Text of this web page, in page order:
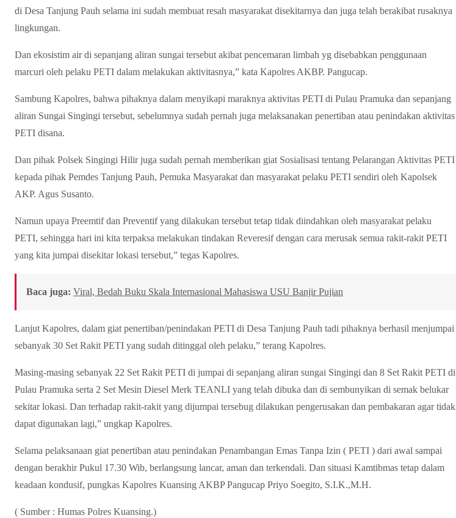
di Desa Tanjung Pauh selama ini sudah membuat resah masyarakat disekitarnya dan juga telah berakibat rusaknya
lingkungan.
Dan ekosistim air di sepanjang aliran sungai tersebut akibat pencemaran limbah yg disebabkan penggunaan
marcuri oleh pelaku PETI dalam melakukan aktivitasnya,” kata Kapolres AKBP. Pangucap.
Sambung Kapolres, bahwa pihaknya dalam menyikapi maraknya aktivitas PETI di Pulau Pramuka dan sepanjang
aliran Sungai Singingi tersebut, sebelumnya sudah pernah juga melaksanakan penertiban atau penindakan aktivitas
PETI disana.
Dan pihak Polsek Singingi Hilir juga sudah pernah memberikan giat Sosialisasi tentang Pelarangan Aktivitas PETI
kepada pihak Pemdes Tanjung Pauh, Pemuka Masyarakat dan masyarakat pelaku PETI sendiri oleh Kapolsek
AKP. Agus Susanto.
Namun upaya Preemtif dan Preventif yang dilakukan tersebut tetap tidak diindahkan oleh masyarakat pelaku
PETI, sehingga hari ini kita terpaksa melakukan tindakan Reveresif dengan cara merusak semua rakit-rakit PETI
yang kita jumpai disekitar lokasi tersebut,” tegas Kapolres.
Baca juga: Viral, Bedah Buku Skala Internasional Mahasiswa USU Banjir Pujian
Lanjut Kapolres, dalam giat penertiban/penindakan PETI di Desa Tanjung Pauh tadi pihaknya berhasil menjumpai
sebanyak 30 Set Rakit PETI yang sudah ditinggal oleh pelaku,” terang Kapolres.
Masing-masing sebanyak 22 Set Rakit PETI di jumpai di sepanjang aliran sungai Singingi dan 8 Set Rakit PETI di
Pulau Pramuka serta 2 Set Mesin Diesel Merk TEANLI yang telah dibuka dan di sembunyikan di semak belukar
sekitar lokasi. Dan terhadap rakit-rakit yang dijumpai tersebug dilakukan pengerusakan dan pembakaran agar tidak
dapat digunakan lagi,” ungkap Kapolres.
Selama pelaksanaan giat penertiban atau penindakan Penambangan Emas Tanpa Izin ( PETI ) dari awal sampai
dengan berakhir Pukul 17.30 Wib, berlangsung lancar, aman dan terkendali. Dan situasi Kamtibmas tetap dalam
keadaan kondusif, pungkas Kapolres Kuansing AKBP Pangucap Priyo Soegito, S.I.K.,M.H.
( Sumber : Humas Polres Kuansing.)